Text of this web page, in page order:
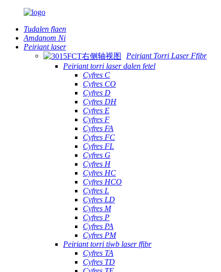
Tudalen flaen
Amdanom Ni
Peiriant laser
Peiriant Torri Laser Ffibr
Peiriant torri laser dalen fetel
Cyfres C
Cyfres CO
Cyfres D
Cyfres DH
Cyfres E
Cyfres F
Cyfres FA
Cyfres FC
Cyfres FL
Cyfres G
Cyfres H
Cyfres HC
Cyfres HCO
Cyfres L
Cyfres LD
Cyfres M
Cyfres P
Cyfres PA
Cyfres PM
Peiriant torri tiwb laser ffibr
Cyfres TA
Cyfres TD